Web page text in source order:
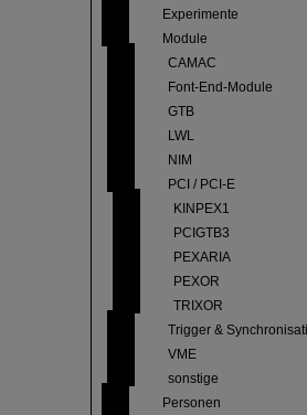
Experimente
Module
CAMAC
Font-End-Module
GTB
LWL
NIM
PCI / PCI-E
KINPEX1
PCIGTB3
PEXARIA
PEXOR
TRIXOR
Trigger &
VME
sonstige
Personen